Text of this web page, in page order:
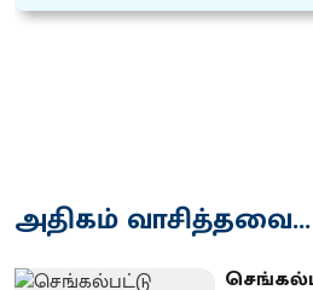
அதிகம் வாசித்தவை...